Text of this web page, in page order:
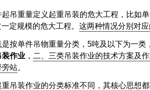
起吊重量定义起重吊装的危大工程，比如
定规模的危大工程。 这两种情况分别对
是按单件吊物重量分类，5吨及以下为一
装作业 ， 二、三类吊装作业的技术方案及
旁站。
吊装作业的分类标准不同，其核心思想